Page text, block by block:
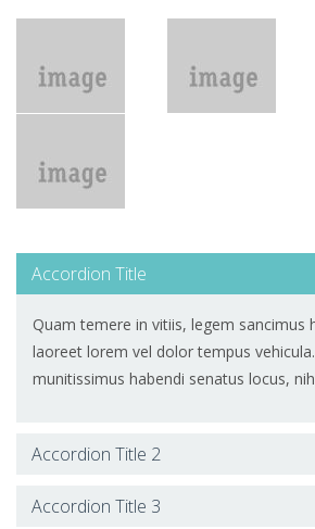
Accordion Title
Quam temere in vitiis, legem sancimus
laoreet lorem vel dolor tempus
munitissimus habendi senatus locus,
Accordion Title 2
Accordion Title 3